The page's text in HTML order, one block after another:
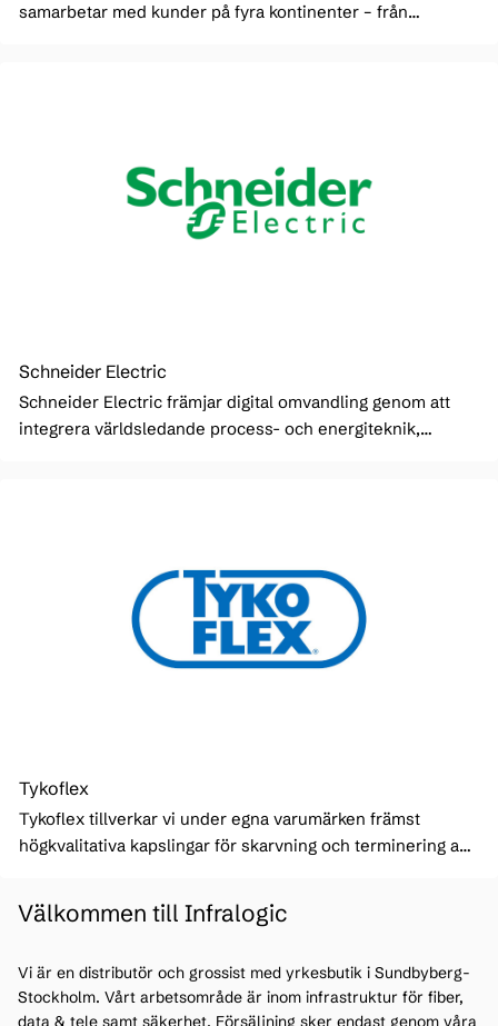
samarbetar med kunder på fyra kontinenter – från
Schneider Electric
Schneider Electric främjar digital omvandling genom att
integrera världsledande process- och energiteknik,
Tykoflex
Tykoflex tillverkar vi under egna varumärken främst
högkvalitativa kapslingar för skarvning och terminering av
Välkommen till Infralogic
Vi är en distributör och grossist med yrkesbutik i Sundbyberg-
Stockholm. Vårt arbetsområde är inom infrastruktur för fiber,
data & tele samt säkerhet. Försäljning sker endast genom våra